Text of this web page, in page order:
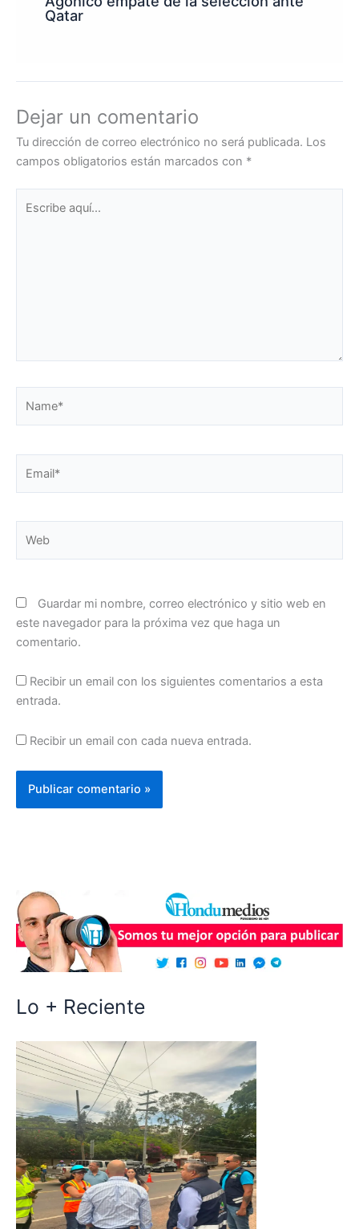
Qatar
Dejar un comentario
Tu dirección de correo electrónico no será publicada. Los
campos obligatorios están marcados con *
aquí...
Guardar mi nombre, correo electrónico y sitio web en
este navegador para la próxima vez que haga un
comentario.
Recibir un email con los siguientes comentarios a esta
entrada.
Recibir un email con cada nueva entrada.
Lo + Reciente